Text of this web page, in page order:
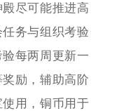
尽可能推进高
务与组织考验
每两周更新一
励，辅助高阶
用，铜币用于